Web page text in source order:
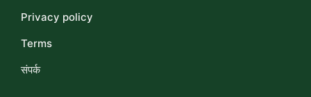
Privacy policy
Terms
संपर्क